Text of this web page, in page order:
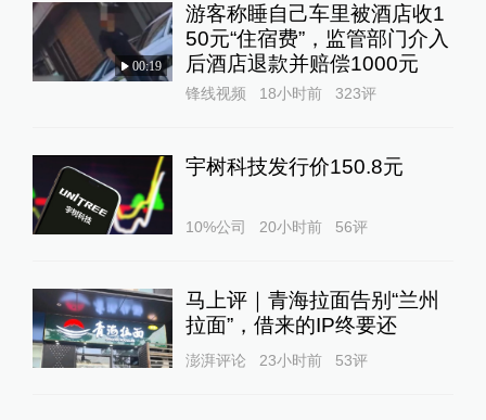
00:19
游客称睡自己车里被酒店收1
50元“住宿费”，监管部门介入
后酒店退款并赔偿1000元
锋线视频 18小时前 323评
宇树科技发行价150.8元
10%公司 20小时前 56评
马上评｜青海拉面告别“兰州
拉面”，借来的IP终要还
澎湃评论 23小时前 53评